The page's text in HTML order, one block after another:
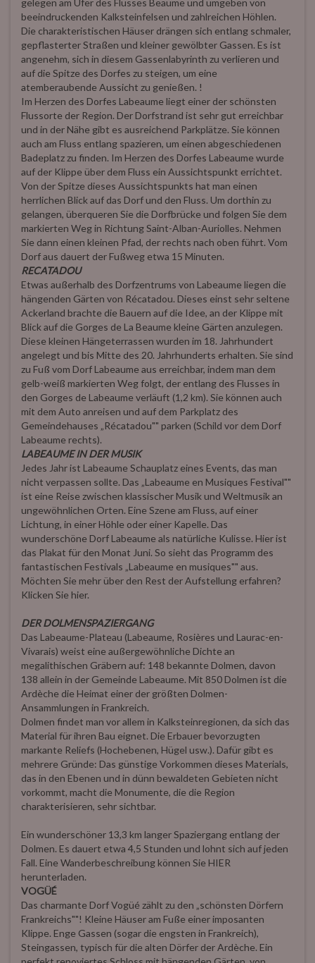
gelegen am Ufer des Flusses Beaume und umgeben von
beeindruckenden Kalksteinfelsen und zahlreichen Höhlen.
Die charakteristischen Häuser drängen sich entlang schmaler,
gepflasterter Straßen und kleiner gewölbter Gassen. Es ist
angenehm, sich in diesem Gassenlabyrinth zu verlieren und
auf die Spitze des Dorfes zu steigen, um eine
atemberaubende Aussicht zu genießen. !
Im Herzen des Dorfes Labeaume liegt einer der schönsten
Flussorte der Region. Der Dorfstrand ist sehr gut erreichbar
und in der Nähe gibt es ausreichend Parkplätze. Sie können
auch am Fluss entlang spazieren, um einen abgeschiedenen
Badeplatz zu finden. Im Herzen des Dorfes Labeaume wurde
auf der Klippe über dem Fluss ein Aussichtspunkt errichtet.
Von der Spitze dieses Aussichtspunkts hat man einen
herrlichen Blick auf das Dorf und den Fluss. Um dorthin zu
gelangen, überqueren Sie die Dorfbrücke und folgen Sie dem
markierten Weg in Richtung Saint-Alban-Auriolles. Nehmen
Sie dann einen kleinen Pfad, der rechts nach oben führt. Vom
Dorf aus dauert der Fußweg etwa 15 Minuten.
RECATADOU
Etwas außerhalb des Dorfzentrums von Labeaume liegen die
hängenden Gärten von Récatadou. Dieses einst sehr seltene
Ackerland brachte die Bauern auf die Idee, an der Klippe mit
Blick auf die Gorges de La Beaume kleine Gärten anzulegen.
Diese kleinen Hängeterrassen wurden im 18. Jahrhundert
angelegt und bis Mitte des 20. Jahrhunderts erhalten. Sie sind
zu Fuß vom Dorf Labeaume aus erreichbar, indem man dem
gelb-weiß markierten Weg folgt, der entlang des Flusses in
den Gorges de Labeaume verläuft (1,2 km). Sie können auch
mit dem Auto anreisen und auf dem Parkplatz des
Gemeindehauses „Récatadou"" parken (Schild vor dem Dorf
Labeaume rechts).
LABEAUME IN DER MUSIK
Jedes Jahr ist Labeaume Schauplatz eines Events, das man
nicht verpassen sollte. Das „Labeaume en Musiques Festival""
ist eine Reise zwischen klassischer Musik und Weltmusik an
ungewöhnlichen Orten. Eine Szene am Fluss, auf einer
Lichtung, in einer Höhle oder einer Kapelle. Das
wunderschöne Dorf Labeaume als natürliche Kulisse. Hier ist
das Plakat für den Monat Juni. So sieht das Programm des
fantastischen Festivals „Labeaume en musiques"" aus.
Möchten Sie mehr über den Rest der Aufstellung erfahren?
Klicken Sie hier.
DER DOLMENSPAZIERGANG
Das Labeaume-Plateau (Labeaume, Rosières und Laurac-en-
Vivarais) weist eine außergewöhnliche Dichte an
megalithischen Gräbern auf: 148 bekannte Dolmen, davon
138 allein in der Gemeinde Labeaume. Mit 850 Dolmen ist die
Ardèche die Heimat einer der größten Dolmen-
Ansammlungen in Frankreich.
Dolmen findet man vor allem in Kalksteinregionen, da sich das
Material für ihren Bau eignet. Die Erbauer bevorzugten
markante Reliefs (Hochebenen, Hügel usw.). Dafür gibt es
mehrere Gründe: Das günstige Vorkommen dieses Materials,
das in den Ebenen und in dünn bewaldeten Gebieten nicht
vorkommt, macht die Monumente, die die Region
charakterisieren, sehr sichtbar.
Ein wunderschöner 13,3 km langer Spaziergang entlang der
Dolmen. Es dauert etwa 4,5 Stunden und lohnt sich auf jeden
Fall. Eine Wanderbeschreibung können Sie HIER
herunterladen.
VOGÜÉ
Das charmante Dorf Vogüé zählt zu den „schönsten Dörfern
Frankreichs""! Kleine Häuser am Fuße einer imposanten
Klippe. Enge Gassen (sogar die engsten in Frankreich),
Steingassen, typisch für die alten Dörfer der Ardèche. Ein